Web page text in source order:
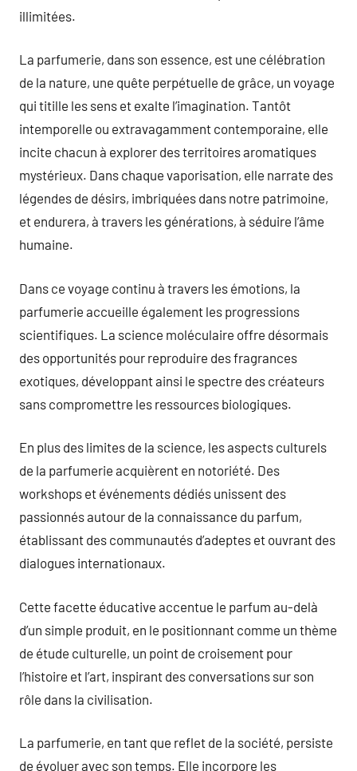
illimitées.
La parfumerie, dans son essence, est une célébration
de la nature, une quête perpétuelle de grâce, un voyage
qui titille les sens et exalte l’imagination. Tantôt
intemporelle ou extravagamment contemporaine, elle
incite chacun à explorer des territoires aromatiques
mystérieux. Dans chaque vaporisation, elle narrate des
légendes de désirs, imbriquées dans notre patrimoine,
et endurera, à travers les générations, à séduire l’âme
humaine.
Dans ce voyage continu à travers les émotions, la
parfumerie accueille également les progressions
scientifiques. La science moléculaire offre désormais
des opportunités pour reproduire des fragrances
exotiques, développant ainsi le spectre des créateurs
sans compromettre les ressources biologiques.
En plus des limites de la science, les aspects culturels
de la parfumerie acquièrent en notoriété. Des
workshops et événements dédiés unissent des
passionnés autour de la connaissance du parfum,
établissant des communautés d’adeptes et ouvrant des
dialogues internationaux.
Cette facette éducative accentue le parfum au-delà
d’un simple produit, en le positionnant comme un thème
de étude culturelle, un point de croisement pour
l’histoire et l’art, inspirant des conversations sur son
rôle dans la civilisation.
La parfumerie, en tant que reflet de la société, persiste
de évoluer avec son temps. Elle incorpore les